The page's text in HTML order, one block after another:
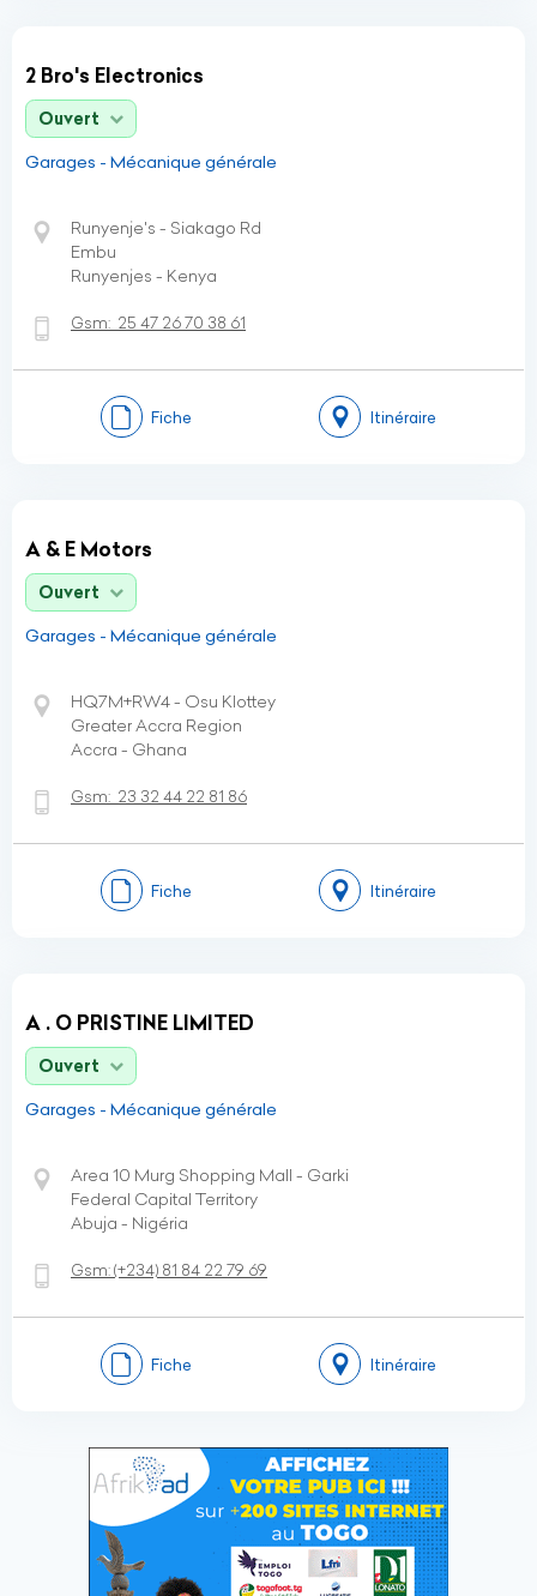
2 Bro's Electronics
Ouvert
Garages - Mécanique générale
Runyenje's - Siakago Rd
Embu
Runyenjes - Kenya
Gsm: 25 47 26 70 38 61
Fiche Itinéraire
A & E Motors
Ouvert
Garages - Mécanique générale
HQ7M+RW4 - Osu Klottey
Greater Accra Region
Accra - Ghana
Gsm: 23 32 44 22 81 86
Fiche Itinéraire
A . O PRISTINE LIMITED
Ouvert
Garages - Mécanique générale
Area 10 Murg Shopping Mall - Garki
Federal Capital Territory
Abuja - Nigéria
Gsm:(+234) 81 84 22 79 69
Fiche Itinéraire